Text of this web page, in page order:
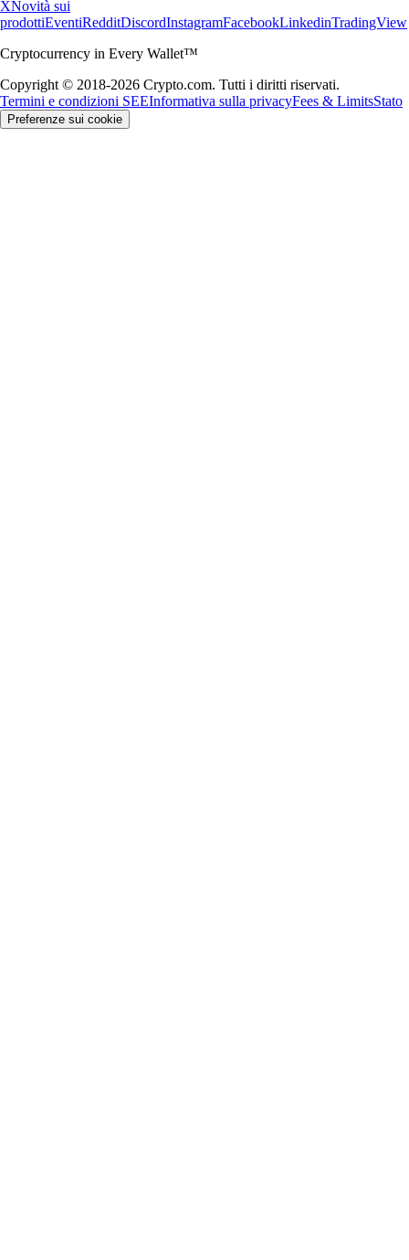
XNovità sui
prodottiEventiRedditDiscordInstagramFacebookLinkedinTradingView
Cryptocurrency in Every Wallet™
Copyright © 2018-2026 Crypto.com. Tutti i diritti riservati.
Termini e condizioni SEEInformativa sulla privacyFees & LimitsStato
Preferenze sui cookie